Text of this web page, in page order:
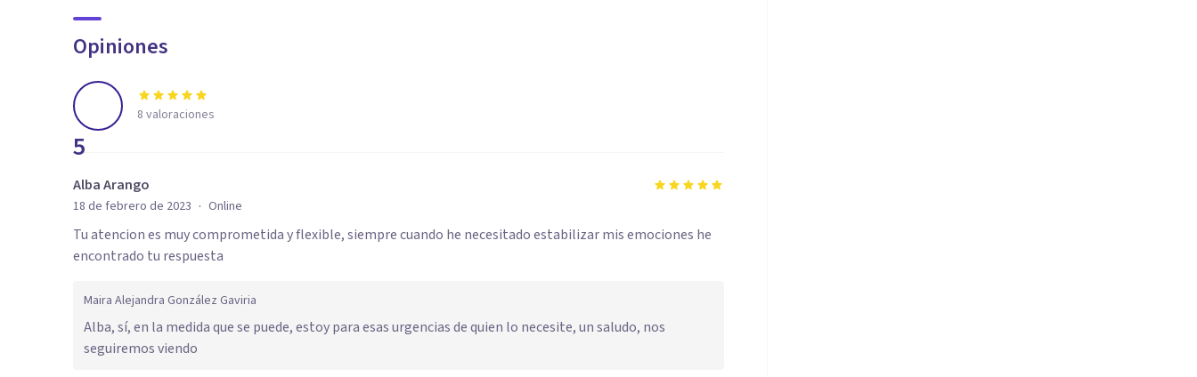
Opiniones
5
8 valoraciones
Alba Arango
18 de febrero de 2023 · Online
Tu atencion es muy comprometida y flexible, siempre cuando he necesitado estabilizar mis emociones he
encontrado tu respuesta
Maira Alejandra González Gaviria
Alba, sí, en la medida que se puede, estoy para esas urgencias de quien lo necesite, un saludo, nos
seguiremos viendo